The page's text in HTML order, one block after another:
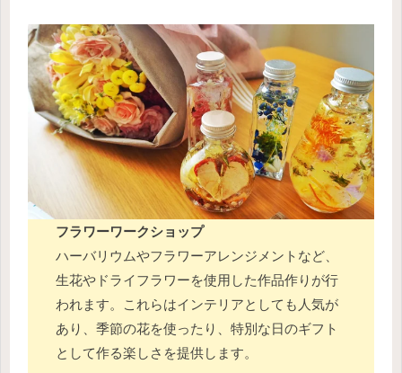
フラワーワークショップ
ハーバリウムやフラワーアレンジメントなど、
生花やドライフラワーを使用した作品作りが行
われます。これらはインテリアとしても人気が
あり、季節の花を使ったり、特別な日のギフト
として作る楽しさを提供します。